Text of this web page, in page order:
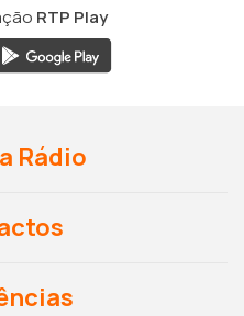
RTP Play
Rádio